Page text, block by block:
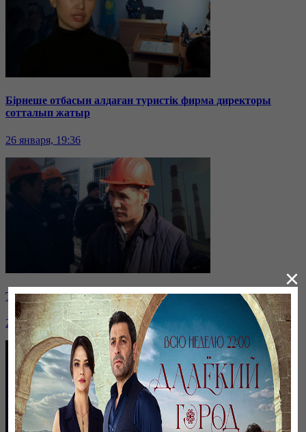
Бірнеше отбасын алдаған туристік фирма директоры
сотталып жатыр
26 января, 19:36
Таразда ТЭЦ қызметкерлері жалақы көтеруді талап етті
26 января, 19:36
×